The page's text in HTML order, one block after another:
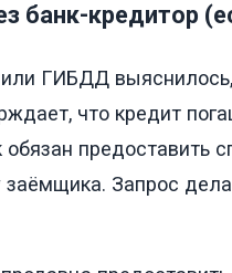
банк-кредитор
ГИБДД
что кредит
предоставить
заёмщика. Запрос